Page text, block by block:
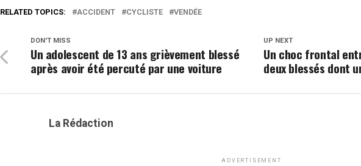
RELATED TOPICS: ACCIDENT CYCLISTE VENDÉE
UP NEXT
Un choc frontal
deux blessés dont
DON'T MISS
Un adolescent de 13 ans grièvement blessé
après avoir été percuté par une voiture
La Rédaction
ADVERTISEMENT